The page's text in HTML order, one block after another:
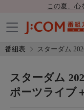
この夏、心
番組表 スターダム
スターダム
ポーツライブ